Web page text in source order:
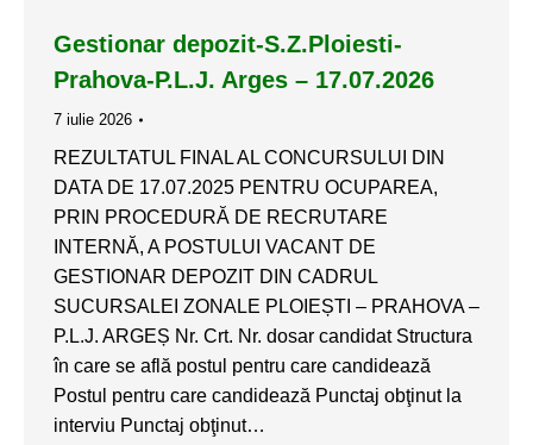
Gestionar depozit-S.Z.Ploiesti-
Prahova-P.L.J. Arges – 17.07.2026
7 iulie 2026
REZULTATUL FINAL AL CONCURSULUI DIN
DATA DE 17.07.2025 PENTRU OCUPAREA,
PRIN PROCEDURĂ DE RECRUTARE
INTERNĂ, A POSTULUI VACANT DE
GESTIONAR DEPOZIT DIN CADRUL
SUCURSALEI ZONALE PLOIEȘTI – PRAHOVA –
P.L.J. ARGEȘ Nr. Crt. Nr. dosar candidat Structura
în care se află postul pentru care candidează
Postul pentru care candidează Punctaj obţinut la
interviu Punctaj obţinut…